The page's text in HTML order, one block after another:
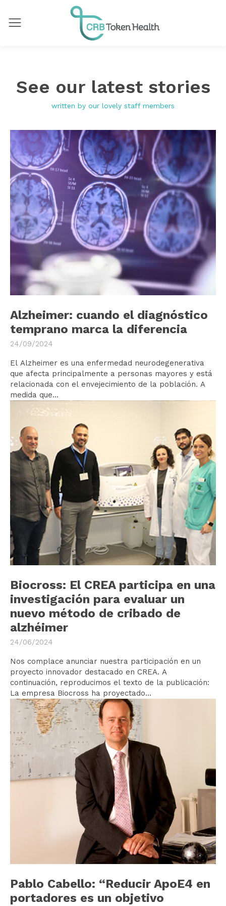
See our latest stories
written by our lovely staff members
Alzheimer: cuando el diagnóstico
temprano marca la diferencia
24/09/2024
El Alzheimer es una enfermedad neurodegenerativa
que afecta principalmente a personas mayores y está
relacionada con el envejecimiento de la población. A
medida que...
Biocross: El CREA participa en una
investigación para evaluar un
nuevo método de cribado de
alzhéimer
24/06/2024
Nos complace anunciar nuestra participación en un
proyecto innovador destacado en CREA. A
continuación, reproducimos el texto de la publicación:
La empresa Biocross ha proyectado...
Pablo Cabello: “Reducir ApoE4 en
portadores es un objetivo